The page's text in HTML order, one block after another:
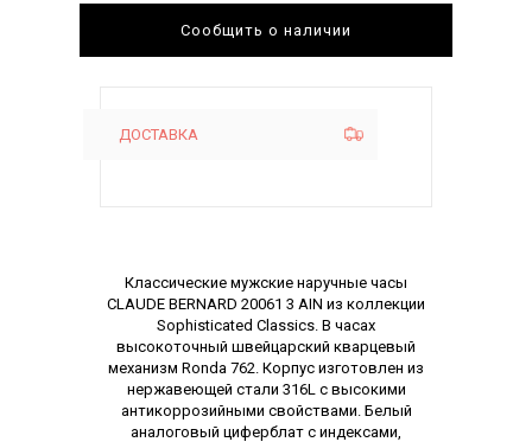
Сообщить о наличии
ДОСТАВКА
Описание
Классические мужские наручные часы
CLAUDE BERNARD 20061 3 AIN из коллекции
Sophisticated Classics. В часах
высокоточный швейцарский кварцевый
механизм Ronda 762. Корпус изготовлен из
нержавеющей стали 316L с высокими
антикоррозийными свойствами. Белый
аналоговый циферблат с индексами,